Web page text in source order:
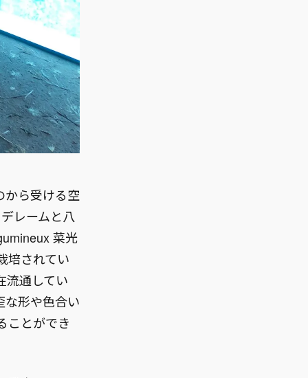
から受ける空
レームと八
菜光
培されてい
流通してい
な形や色合い
ことができ